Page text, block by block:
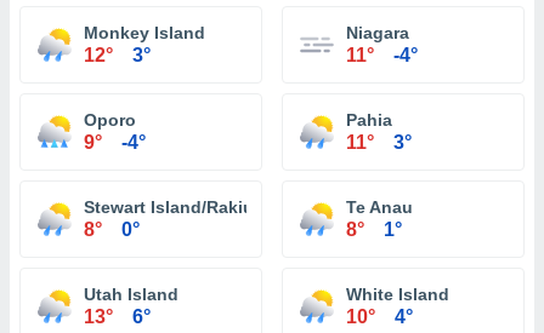
Monkey Island
12° 3°
Niagara
11° -4°
Oporo
9° -4°
Pahia
11° 3°
Stewart Island/Rakiura
8° 0°
Te Anau
8° 1°
Utah Island
13° 6°
White Island
10° 4°